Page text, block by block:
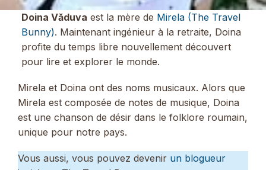
Doina Văduva est la mère de Mirela (The Travel
Bunny). Maintenant ingénieur à la retraite, Doina
profite du temps libre nouvellement découvert
pour lire et explorer le monde.
Mirela et Doina ont des noms musicaux. Alors que
Mirela est composée de notes de musique, Doina
est une chanson de désir dans le folklore roumain,
unique pour notre pays.
Vous aussi, vous pouvez devenir un blogueur